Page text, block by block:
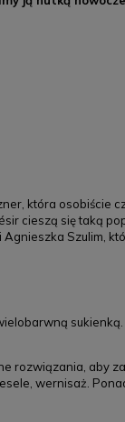
która osobiście
cieszą się taką
Agnieszka
rozwiązania, aby
wernisaż.